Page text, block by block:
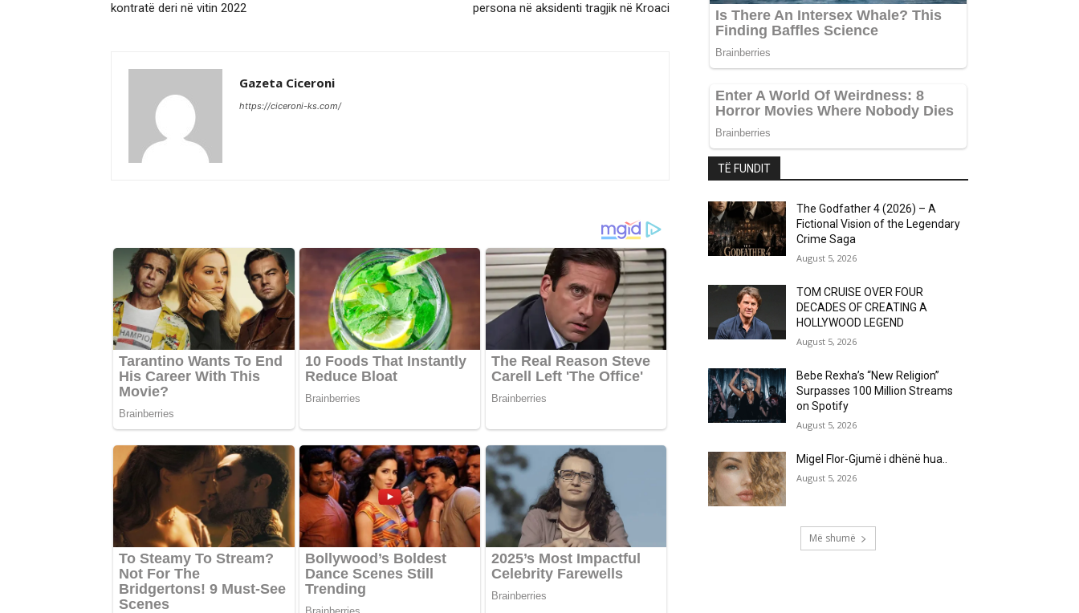
kontratë deri në vitin 2022
persona në aksidenti tragjik në Kroaci
Gazeta Ciceroni
https://ciceroni-ks.com/
TË FUNDIT
The Godfather 4 (2026) – A
Fictional Vision of the Legendary
Crime Saga
August 5, 2026
TOM CRUISE OVER FOUR
DECADES OF CREATING A
HOLLYWOOD LEGEND
August 5, 2026
Bebe Rexha’s “New Religion”
Surpasses 100 Million Streams
on Spotify
August 5, 2026
Migel Flor-Gjumë i dhënë hua..
August 5, 2026
Më shumë